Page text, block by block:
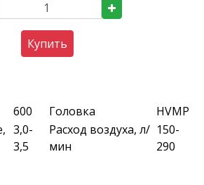
Купить
600 Головка
HVMP
3,0-
3,5
Расход воздуха, л/
мин
150-
290